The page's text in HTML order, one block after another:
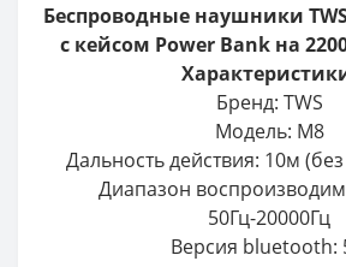
Беспроводные наушники
с кейсом Power Bank на
Бренд: TWS
Модель: M8
Дальность действия: 10м
Диапазон
50Гц-20000Гц
Версия bluetooth: